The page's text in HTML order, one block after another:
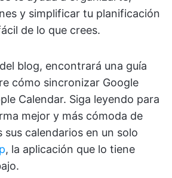
y simplificar tu planificación
de lo que crees.
blog, encontrará una guía
cómo sincronizar Google
Calendar. Siga leyendo para
mejor y más cómoda de
calendarios en un solo
, la aplicación que lo tiene